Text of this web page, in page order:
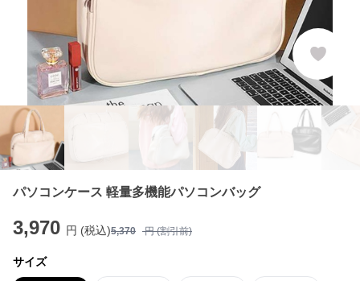
パソコンケース 軽量多機能パソコンバッグ
3,970 円 (税込)5,370 円 (割引前)
サイズ